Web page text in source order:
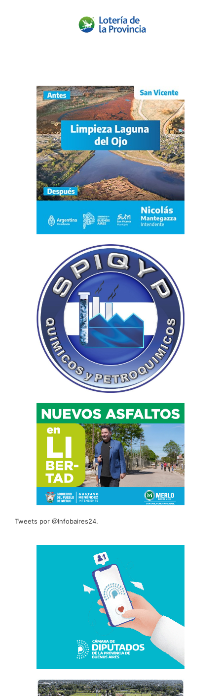
Tweets por @Infobaires24.